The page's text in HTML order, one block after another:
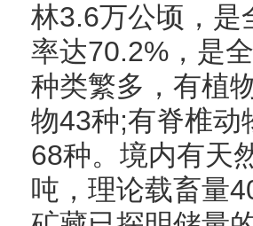
林3.6万公顷，是
率达70.2%，是
种类繁多，有植
物43种;有脊椎动
68种。境内有天
吨，理论载畜量